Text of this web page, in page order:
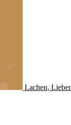
Lachen,